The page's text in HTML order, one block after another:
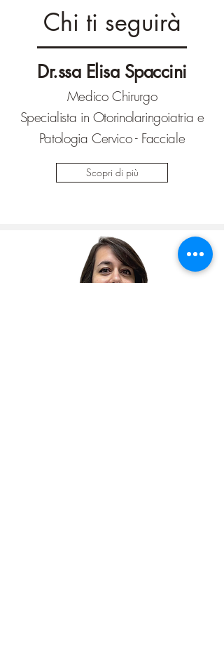
Chi ti seguirà
Dr.ssa Elisa Spaccini
Medico Chirurgo
Specialista in Otorinolaringoiatria e
Patologia Cervico - Facciale
Scopri di più